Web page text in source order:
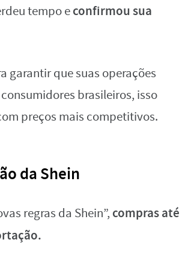
tempo econfirmou sua
garantir que suas operações
brasileiros, isso
preços mais competitivos.
da Shein
regras da Shein”, compras até